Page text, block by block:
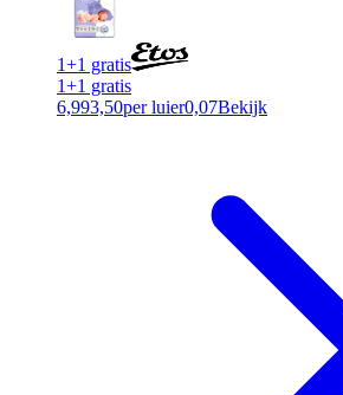
1+1 gratis
1+1 gratis
6,993,50per luier0,07Bekijk